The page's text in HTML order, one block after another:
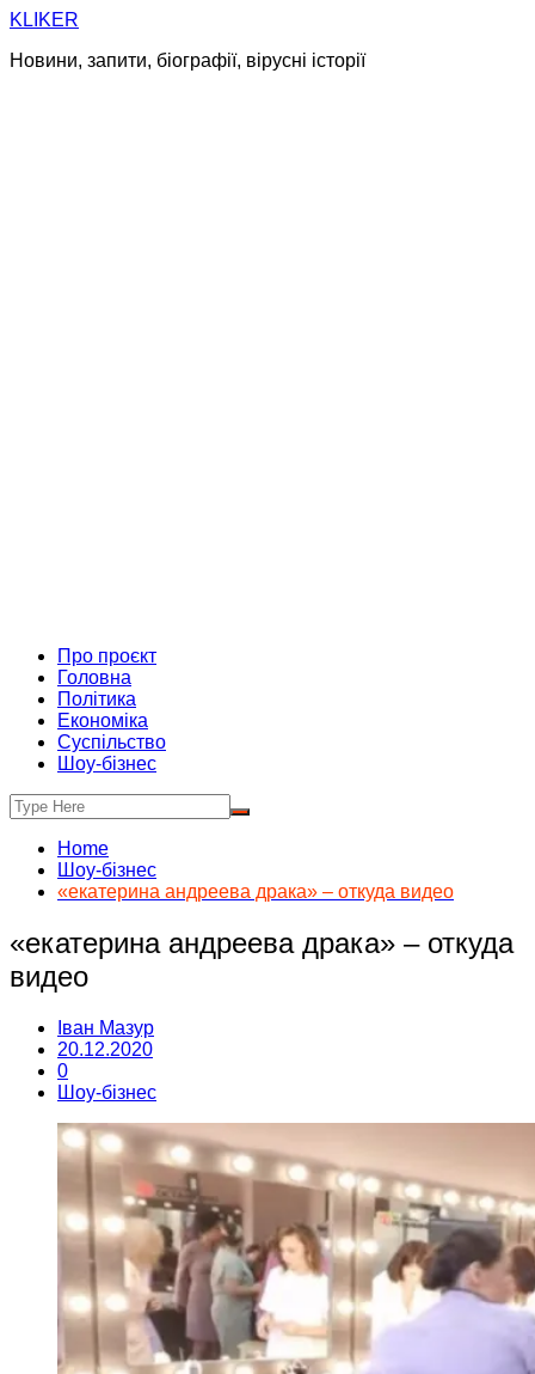
Skip
content
KLIKER
Новини, запити, біографії, вірусні історії
Про проєкт
Головна
Політика
Економіка
Суспільство
Шоу-бізнес
Home
Шоу-бізнес
«екатерина андреева драка» – откуда видео
«екатерина андреева драка» – откуда
видео
Іван Мазур
20.12.2020
0
Шоу-бізнес